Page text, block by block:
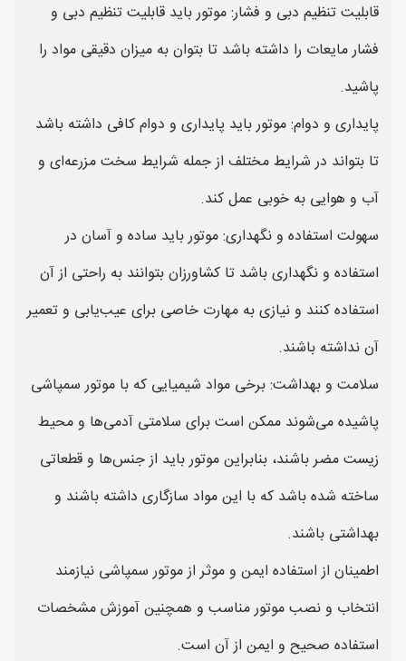
قابلیت تنظیم دبی و فشار: موتور باید قابلیت تنظیم دبی و
فشار مایعات را داشته باشد تا بتوان به میزان دقیقی مواد را
پاشید.
پایداری و دوام: موتور باید پایداری و دوام کافی داشته باشد
تا بتواند در شرایط مختلف از جمله شرایط سخت مزرعه‌ای و
آب و هوایی به خوبی عمل کند.
سهولت استفاده و نگهداری: موتور باید ساده و آسان در
استفاده و نگهداری باشد تا کشاورزان بتوانند به راحتی از آن
استفاده کنند و نیازی به مهارت خاصی برای عیب‌یابی و تعمیر
آن نداشته باشند.
سلامت و بهداشت: برخی مواد شیمیایی که با موتور سمپاشی
پاشیده می‌شوند ممکن است برای سلامتی آدمی‌ها و محیط
زیست مضر باشند، بنابراین موتور باید از جنس‌ها و قطعاتی
ساخته شده باشد که با این مواد سازگاری داشته باشند و
بهداشتی باشند.
اطمینان از استفاده ایمن و موثر از موتور سمپاشی نیازمند
انتخاب و نصب موتور مناسب و همچنین آموزش مشخصات
استفاده صحیح و ایمن از آن است.